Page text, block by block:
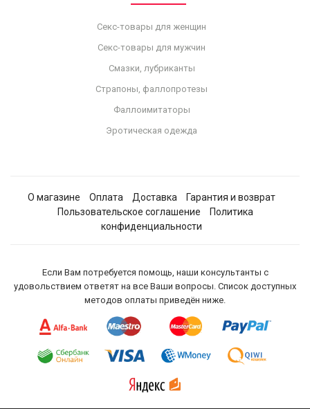
Секс-товары для женщин
Секс-товары для мужчин
Смазки, лубриканты
Страпоны, фаллопротезы
Фаллоимитаторы
Эротическая одежда
О магазине Оплата Доставка
Гарантия и возврат
Пользовательское соглашение
Политика
конфиденциальности
Если Вам потребуется помощь, наши консультанты с
удовольствием ответят на все Ваши вопросы. Список доступных
методов оплаты приведён ниже.